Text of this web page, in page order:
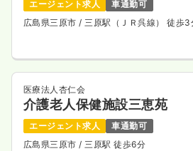
エージェント求人
車通勤可
広島県三原市/ 三原駅（ＪＲ呉線） 徒歩3
医療法人杏仁会
介護老人保健施設三恵苑
エージェント求人
車通勤可
広島県三原市/ 三原駅 徒歩6分